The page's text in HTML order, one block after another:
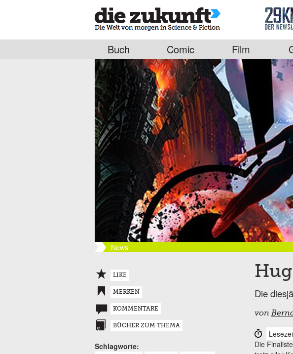
Buch Comic Film
News
Die
von
Die
LIKE
MERKEN
KOMMENTARE
BÜCHER ZUM THEMA
Schlagworte: